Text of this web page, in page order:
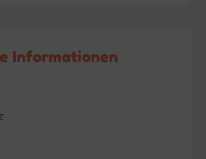
Informationen